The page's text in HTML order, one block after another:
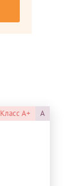
Класс A+ A